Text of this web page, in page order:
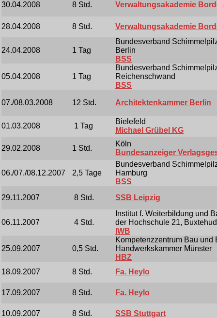
30.04.2008
8 Std. Verwaltungsakademie
28.04.2008 8 Std. Verwaltungsakademie
24.04.2008 1 Tag
Bundesverband
Berlin
BSS
05.04.2008 1 Tag
Bundesverband
Reichenschwand
BSS
07./08.03.2008 12 Std. Architektenkammer Berlin
01.03.2008 1 Tag
Bielefeld
Michael Grübel KG
29.02.2008 1 Std.
Köln
Bundesanzeiger
06./07./08.12.2007 2,5 Tage
Bundesverband
Hamburg
BSS
29.11.2007
8 Std. SSB Leipzig
06.11.2007 4 Std.
Institut f. Weiterbildung und
der Hochschule 21,
IWB
25.09.2007 0,5 Std.
Kompetenzzentrum Bau und
Handwerkskammer Münster
HBZ
18.09.2007
8 Std. Fa. Heylo
17.09.2007 8 Std. Fa. Heylo
10.09.2007 8 Std. SSB Stuttgart